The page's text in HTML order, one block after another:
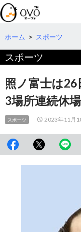
検
索
コ
テ
へ
移
動
ホーム > スポーツ
スポーツ
照ノ富士は
3場所連続休場
スポーツ 2023年11月